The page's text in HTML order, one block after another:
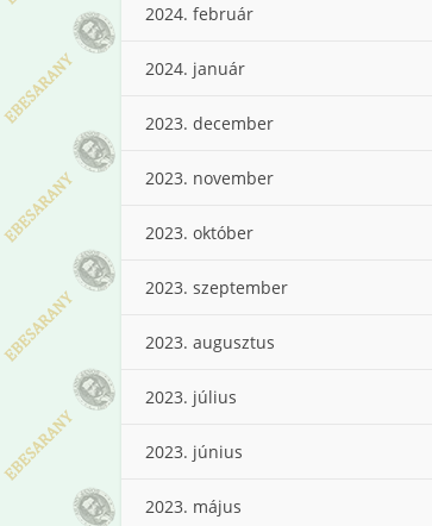
2024. február
2024. január
2023. december
2023. november
2023. október
2023. szeptember
2023. augusztus
2023. július
2023. június
2023. május